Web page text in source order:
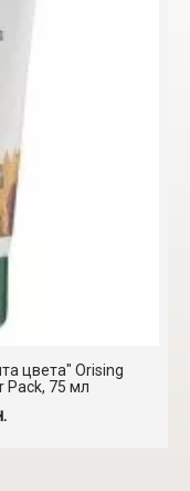
цвета" Orising
Pack, 75 мл